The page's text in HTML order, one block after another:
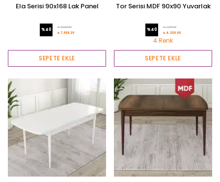
Ela Serisi 90x168 Lak Panel
Masa
%40
₺ 13,332.00
₺ 7,999.20
SEPETE EKLE
Tor Serisi MDF 90x90 Yuvarlak
%40
₺ 7,000.00
₺ 4,200.00
4 Renk
SEPETE EKLE